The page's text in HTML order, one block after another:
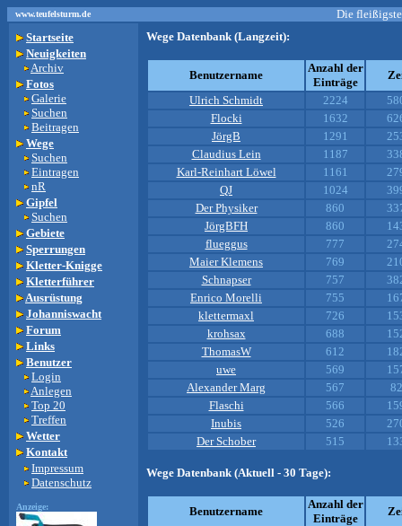
www.teufelsturm.de
Die
Startseite
Neuigkeiten
Archiv
Fotos
Galerie
Suchen
Beitragen
Wege
Suchen
Eintragen
nR
Gipfel
Suchen
Gebiete
Sperrungen
Kletter-Knigge
Kletterführer
Ausrüstung
Johanniswacht
Forum
Links
Benutzer
Login
Anlegen
Top 20
Treffen
Wetter
Kontakt
Impressum
Datenschutz
Anzeige:
Wege Datenbank (Langzeit):
Benutzername
Anzahl der
Einträge
Ulrich Schmidt
2224
Flocki
1632
JörgB
1291
Claudius Lein
1187
Karl-Reinhart Löwel
1161
QJ
1024
Der Physiker
860
JörgBFH
860
flueggus
777
Maier Klemens
769
Schnapser
757
Enrico Morelli
755
klettermaxl
726
krohsax
688
ThomasW
612
uwe
569
Alexander Marg
567
Flaschi
566
Inubis
526
Der Schober
515
Wege Datenbank (Aktuell - 30 Tage):
Benutzername
Anzahl der
Einträge